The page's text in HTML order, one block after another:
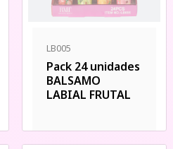
LB005
Pack 24 unidades
BALSAMO
LABIAL FRUTAL